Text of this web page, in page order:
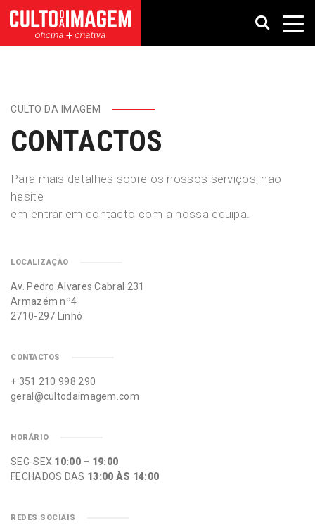
CULTO DA IMAGEM
CONTACTOS
Para mais detalhes sobre os nossos serviços, não
hesite
em entrar em contacto com a nossa equipa.
LOCALIZAÇÃO
Av. Pedro Alvares Cabral 231
Armazém nº4
2710-297 Linhó
CONTACTOS
+ 351 210 998 290
geral@cultodaimagem.com
HORÁRIO
SEG-SEX 10:00 – 19:00
FECHADOS DAS 13:00 ÀS 14:00
REDES SOCIAIS